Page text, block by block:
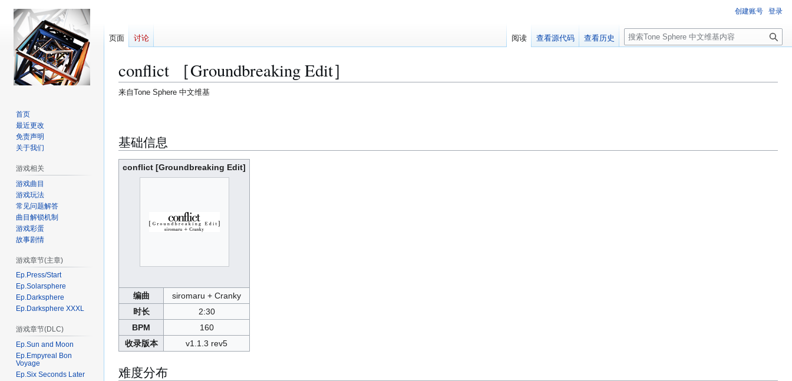
conflict ［Groundbreaking Edit］
来自Tone Sphere 中文维基
到
导
航
到
搜
索
基础信息
conflict [Groundbreaking Edit]
编曲
siromaru + Cranky
时长
2:30
BPM
160
收录版本
v1.1.3 rev5
难度分布
创建账号 登录
页面 讨论 阅读 查看源代码 查看历史
搜
索
首页
最近更改
免责声明
关于我们
游戏相关
游戏曲目
游戏玩法
常见问题解答
曲目解锁机制
游戏彩蛋
故事剧情
游戏章节(主章)
Ep.Press/Start
Ep.Solarsphere
Ep.Darksphere
Ep.Darksphere XXXL
游戏章节(DLC)
Ep.Sun and Moon
Ep.Empyreal Bon
Voyage
Ep.Six Seconds Later